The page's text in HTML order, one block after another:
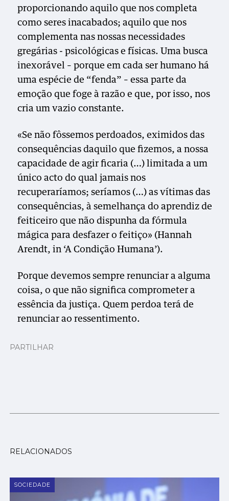
proporcionando aquilo que nos completa
como seres inacabados; aquilo que nos
complementa nas nossas necessidades
gregárias - psicológicas e físicas. Uma busca
inexorável – porque em cada ser humano há
uma espécie de “fenda” – essa parte da
emoção que foge à razão e que, por isso, nos
cria um vazio constante.
«Se não fôssemos perdoados, eximidos das
consequências daquilo que fizemos, a nossa
capacidade de agir ficaria (…) limitada a um
único acto do qual jamais nos
recuperaríamos; seríamos (…) as vítimas das
consequências, à semelhança do aprendiz de
feiticeiro que não dispunha da fórmula
mágica para desfazer o feitiço» (Hannah
Arendt, in ‘A Condição Humana’).
Porque devemos sempre renunciar a alguma
coisa, o que não significa comprometer a
essência da justiça. Quem perdoa terá de
renunciar ao ressentimento.
PARTILHAR
RELACIONADOS
SOCIEDADE